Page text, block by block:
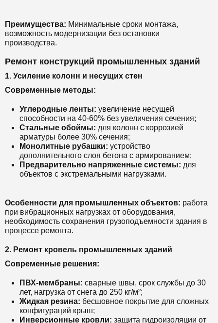
Преимущества: Минимальные сроки монтажа,
возможность модернизации без остановки
производства.
Ремонт конструкций промышленных зданий
1. Усиление колонн и несущих стен
Современные методы:
Углеродные ленты: увеличение несущей
способности на 40-60% без увеличения сечения;
Стальные обоймы: для колонн с коррозией
арматуры более 30% сечения;
Монолитные рубашки: устройство
дополнительного слоя бетона с армированием;
Предварительно напряженные системы: для
объектов с экстремальными нагрузками.
Особенности для промышленных объектов: работа
при вибрационных нагрузках от оборудования,
необходимость сохранения грузоподъемности здания в
процессе ремонта.
2. Ремонт кровель промышленных зданий
Современные решения:
ПВХ-мембраны: сварные швы, срок службы до 30
лет, нагрузка от снега до 250 кг/м²;
Жидкая резина: бесшовное покрытие для сложных
конфигураций крыш;
Инверсионные кровли: защита гидроизоляции от